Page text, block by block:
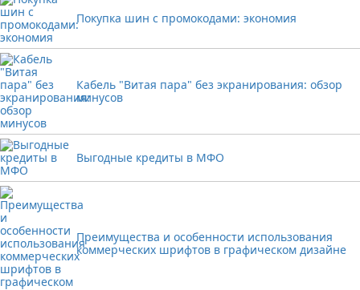
Покупка шин с промокодами: экономия
Кабель "Витая пара" без экранирования: обзор
минусов
Выгодные кредиты в МФО
Преимущества и особенности использования
коммерческих шрифтов в графическом дизайне